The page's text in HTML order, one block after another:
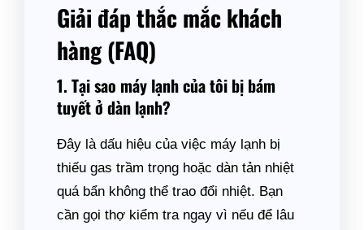
Giải đáp thắc mắc khách
hàng (FAQ)
1. Tại sao máy lạnh của tôi bị bám
tuyết ở dàn lạnh?
Đây là dấu hiệu của việc máy lạnh bị
thiếu gas trầm trọng hoặc dàn tản nhiệt
quá bẩn không thể trao đổi nhiệt. Bạn
cần gọi thợ kiểm tra ngay vì nếu để lâu